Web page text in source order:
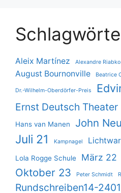
Aleix Martínez Alexandre Riabko
August Bournonville Beatrice
Dr.-Wilhelm-Oberdörfer-Preis
Ernst Deutsch Theater
Hans van Manen John
Juli 21 Kampnagel
Lola Rogge Schule März 22
Oktober 23 Peter Schmidt
Rundschreiben14-2401